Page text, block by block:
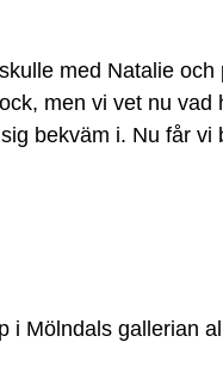
med Natalie
men vi vet nu
bekväm i. Nu får vi
i Mölndals gallerian